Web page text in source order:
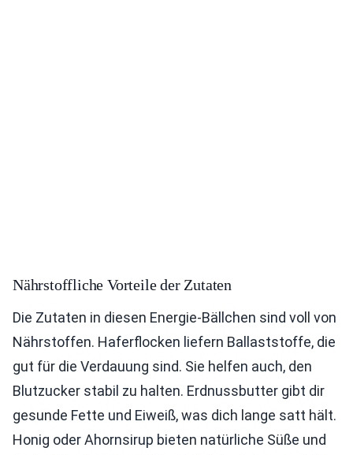
Nährstoffliche Vorteile der Zutaten
Die Zutaten in diesen Energie-Bällchen sind voll von
Nährstoffen. Haferflocken liefern Ballaststoffe, die
gut für die Verdauung sind. Sie helfen auch, den
Blutzucker stabil zu halten. Erdnussbutter gibt dir
gesunde Fette und Eiweiß, was dich lange satt hält.
Honig oder Ahornsirup bieten natürliche Süße und